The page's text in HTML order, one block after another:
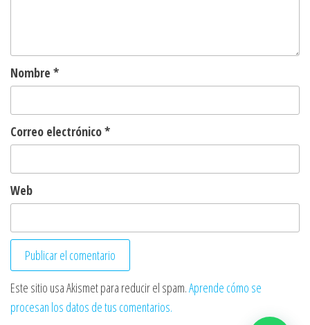
Nombre *
Correo electrónico*
Web
Este sitio usa Akismet para reducir el spam.Aprende cómo se
procesan los datos de tus comentarios.